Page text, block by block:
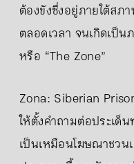
ต้องขังซึ่งอยู่ภายใต้ส
ตลอดเวลา จนเกิดเป็
หรือ “The Zone”
Zona: Siberian
ให้ตั้งคำถามต่อประเด็
เป็นเหมือนโฆษณาชว